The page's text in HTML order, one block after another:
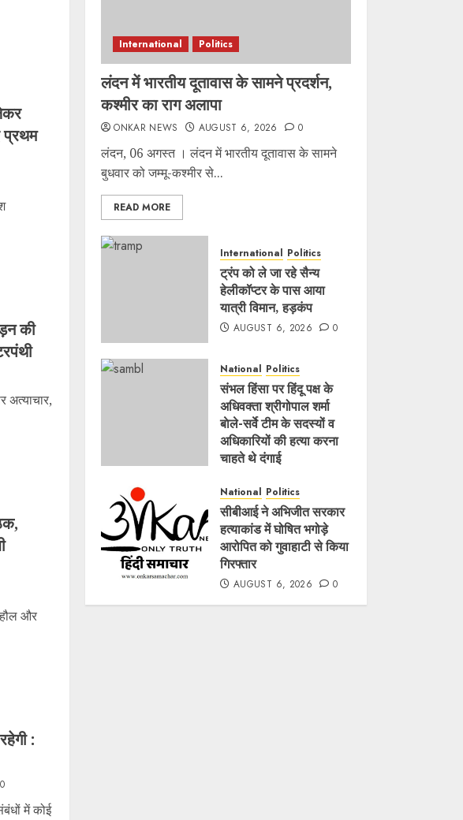
प्रथम
की
अत्याचार,
और
:
0
में कोई
International Politics
लंदन में भारतीय दूतावास के सामने प्रदर्शन,
कश्मीर का राग अलापा
ONKAR NEWS AUGUST 6, 2026 0
लंदन, 06 अगस्त । लंदन में भारतीय दूतावास के सामने
बुधवार को जम्मू-कश्मीर से...
READ MORE
International Politics
ट्रंप को ले जा रहे सैन्य
हेलीकॉप्टर के पास आया
यात्री विमान, हड़कंप
AUGUST 6, 2026 0
National Politics
संभल हिंसा पर हिंदू पक्ष के
अधिवक्ता श्रीगोपाल शर्मा
बाेले-सर्वे टीम के सदस्यों व
अधिकारियों की हत्या करना
चाहते थे दंगाई
National Politics
सीबीआई ने अभिजीत सरकार
हत्याकांड में घोषित भगोड़े
आरोपित को गुवाहाटी से किया
गिरफ्तार
AUGUST 6, 2026 0